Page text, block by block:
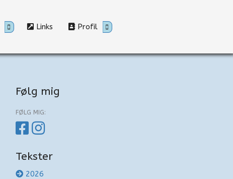
Links Profil
Følg mig
FØLG MIG:
Tekster
2026